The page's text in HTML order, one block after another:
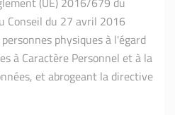
Conseil du 27 avril 2016
physiques à l'égard
à Caractère Personnel et à la
et abrogeant la directive